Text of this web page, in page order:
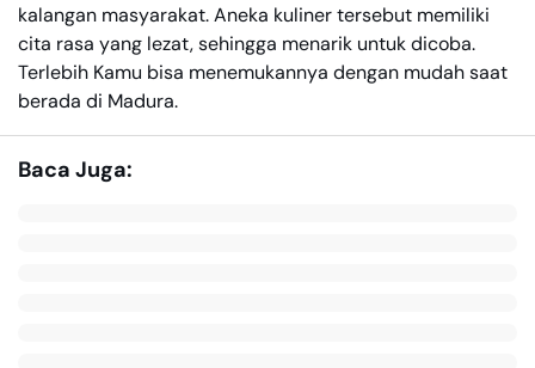
kalangan masyarakat. Aneka kuliner tersebut memiliki
cita rasa yang lezat, sehingga menarik untuk dicoba.
Terlebih Kamu bisa menemukannya dengan mudah saat
berada di Madura.
Baca Juga: